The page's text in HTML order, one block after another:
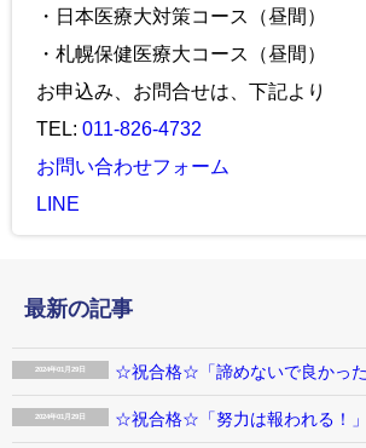
・日本医療大対策コース（昼間）
・札幌保健医療大コース（昼間）
お申込み、お問合せは、下記より
TEL: 011-826-4732
お問い合わせフォーム
LINE
最新の記事
2024年01月29日 ☆祝合格☆「諦めないで良かった
2024年01月29日 ☆祝合格☆「努力は報われる！」